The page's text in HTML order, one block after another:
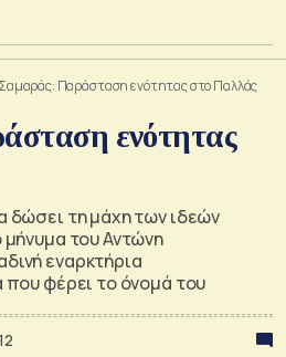
Σαμαράς: Παράσταση ενότητας στο Παλλάς
ενότητας
δώσει τη μάχη των ιδεών
μήνυμα του Αντώνη
εναρκτήρια
που φέρει το όνομά του